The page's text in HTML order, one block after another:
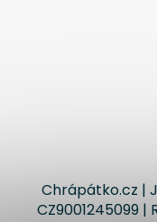
Chrápátko.cz |
CZ9001245099 |